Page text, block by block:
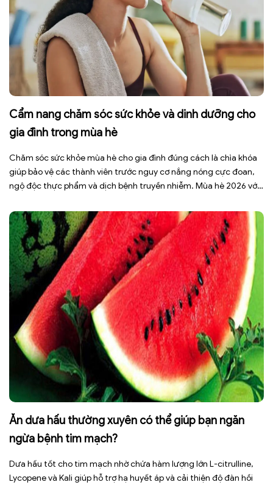
Cẩm nang chăm sóc sức khỏe và dinh dưỡng cho
gia đình trong mùa hè
Chăm sóc sức khỏe mùa hè cho gia đình đúng cách là chìa khóa
giúp bảo vệ các thành viên trước nguy cơ nắng nóng cực đoan,
ngộ độc thực phẩm và dịch bệnh truyền nhiễm. Mùa hè 2026 với
sức […]
Ăn dưa hấu thường xuyên có thể giúp bạn ngăn
ngừa bệnh tim mạch?
Dưa hấu tốt cho tim mạch nhờ chứa hàm lượng lớn L-citrulline,
Lycopene và Kali giúp hỗ trợ hạ huyết áp và cải thiện độ đàn hồi